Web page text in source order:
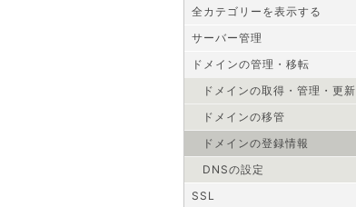
全カテゴリーを表示する
サーバー管理
ドメインの管理・移転
ドメインの取得・管理・更新
ドメインの移管
ドメインの登録情報
DNSの設定
SSL